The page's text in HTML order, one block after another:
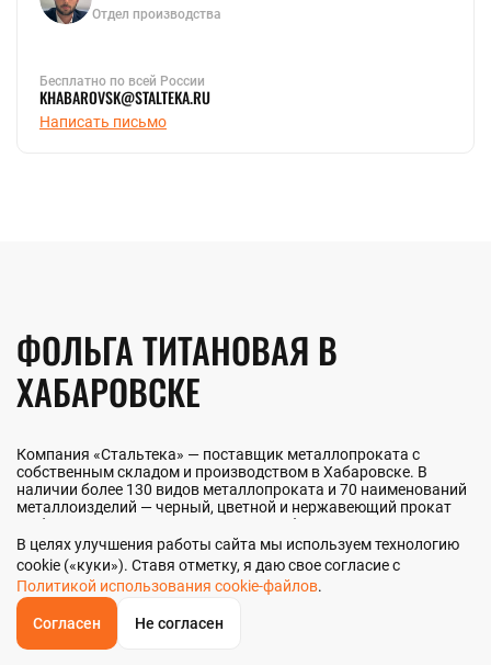
ОБРАТНЫЙЗВОНОК
Отдел производства
Бесплатно по всей России
KHABAROVSK@STALTEKA.RU
Написать письмо
ФОЛЬГА ТИТАНОВАЯ В
ХАБАРОВСКЕ
Компания «Стальтека» — поставщик металлопроката с
собственным складом и производством в Хабаровске. В
наличии более 130 видов металлопроката и 70 наименований
металлоизделий — черный, цветной и нержавеющий прокат
любых типоразмеров. Мы реализуем фольгу титановую как
оптом, так и в розницу прямо со склада из наличия или под
заказ. Контроль качества на всех этапах — от входного
анализа до отгрузки.
НАШИ ПРЕИМУЩЕСТВА
Главная
В целях улучшения работы сайта мы используем технологию
cookie («куки»). Ставя отметку, я даю свое согласие с
Политикой использования cookie-файлов.
Согласен Не согласен